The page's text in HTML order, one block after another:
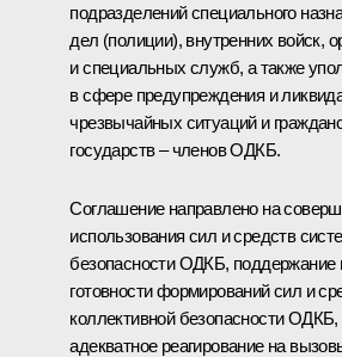
подразделений специального
дел (полиции), внутренних войск,
и специальных служб, а также
в сфере предупреждения и
чрезвычайных ситуаций и
государств – членов ОДКБ.
Соглашение направлено на
использования сил и средств
безопасности ОДКБ, поддержание
готовности формирований сил и
коллективной безопасности
адекватное реагирование на